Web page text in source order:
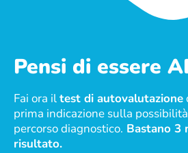
Pensi di essere
Fai ora iltest di autovalutazione
prima indicazione sulla
percorso diagnostico. Bastano 3
risultato.